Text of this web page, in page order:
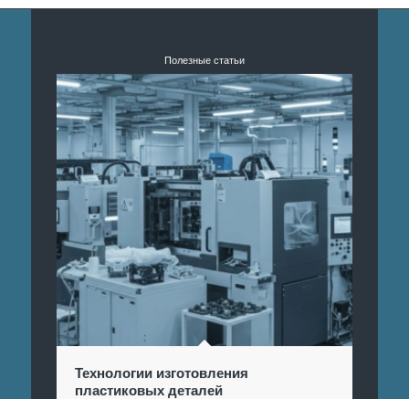
Полезные статьи
Технологии изготовления
пластиковых деталей